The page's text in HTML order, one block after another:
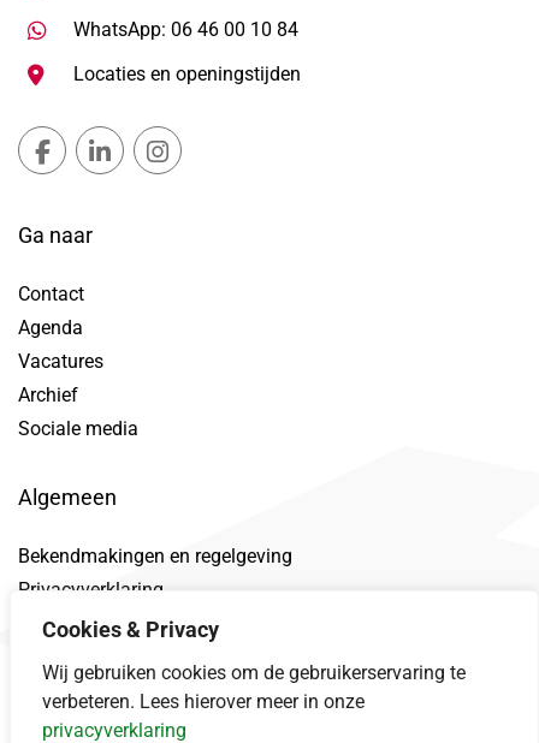
Cookies & Privacy
Wij gebruiken cookies om de gebruikerservaring te
verbeteren. Lees hierover meer in onze
privacyverklaring
WhatsApp: 06 46 00 10 84Stuur WhatsApp bericht,
Locaties en openingstijden
Gemeente Lansingerland Facebook, opent in nieuw
Gemeente Lansingerland LinkedIn, opent in
Ga naar
Contact
Agenda
Vacatures
Archief
Sociale media
Algemeen
Bekendmakingen en regelgeving
Privacyverklaring
Toegankelijkheidsverklaring
Datalek